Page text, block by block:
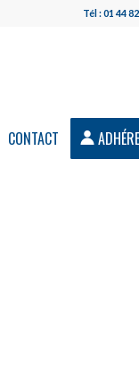
Tél : 01 44
CONTACT